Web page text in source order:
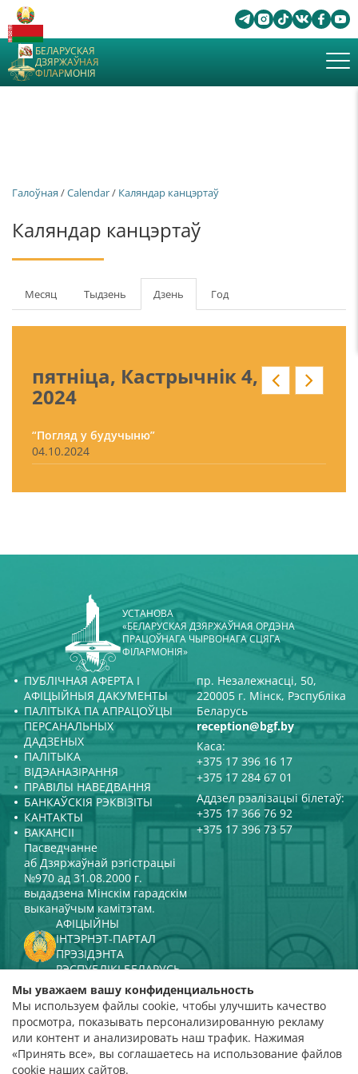
БЕЛАРУСКАЯ
ДЗЯРЖАЎНАЯ
ФІЛАРМОНІЯ
Галоўная /Calendar/ Каляндар канцэртаў
Каляндар канцэртаў
Першасныя
табы
Месяц Тыдзень Дзень (актыўны
таб)
Год
пятніца, Кастрычнік 4,
2024
“Погляд у будучыню”
04.10.2024
УСТАНОВА
«БЕЛАРУСКАЯ ДЗЯРЖАЎНАЯ ОРДЭНА
ПРАЦОЎНАГА ЧЫРВОНАГА СЦЯГА
ФІЛАРМОНІЯ»
ПУБЛІЧНАЯ АФЕРТА І
АФІЦЫЙНЫЯ ДАКУМЕНТЫ
ПАЛІТЫКА ПА АПРАЦОЎЦЫ
ПЕРСАНАЛЬНЫХ
ДАДЗЕНЫХ
ПАЛІТЫКА
ВІДЭАНАЗІРАННЯ
ПРАВІЛЫ НАВЕДВАННЯ
БАНКАЎСКІЯ РЭКВІЗІТЫ
КАНТАКТЫ
ВАКАНСІІ
пр. Незалежнасці, 50,
220005 г. Мінск, Рэспубліка
Беларусь
reception@bgf.by
Каса:
+375 17 396 16 17
+375 17 284 67 01
Аддзел рэалізацыі білетаў:
+375 17 366 76 92
+375 17 396 73 57
Пасведчанне
аб Дзяржаўнай рэгістрацыі
№970 ад 31.08.2000 г.
выдадзена Мінскім гарадскім
выканаўчым камітэтам.
АФІЦЫЙНЫ
ІНТЭРНЭТ-ПАРТАЛ
ПРЭЗІДЭНТА
РЭСПУБЛІКІ БЕЛАРУСЬ
МІНІСТЭРСТВА КУЛЬТУРЫ
РЭСПУБЛІКІ БЕЛАРУСЬ
ПАРТАЛ
РЭЙТЫНГАВАЙ АЦЭНКІ
адзнака 4,9
Мы уважаем вашу конфиденциальность
Мы используем файлы cookie, чтобы улучшить качество
просмотра, показывать персонализированную рекламу
или контент и анализировать наш трафик. Нажимая
«Принять все», вы соглашаетесь на использование файлов
cookie наших сайтов.